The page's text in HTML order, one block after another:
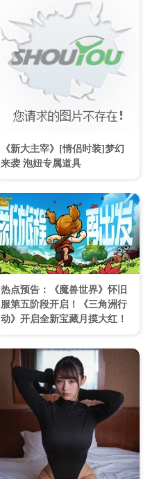
《新大主宰》[情侣时装]梦幻
来袭 泡妞专属道具
热点预告：《魔兽世界》怀旧
服第五阶段开启！《三角洲行
动》开启全新宝藏月摸大红！